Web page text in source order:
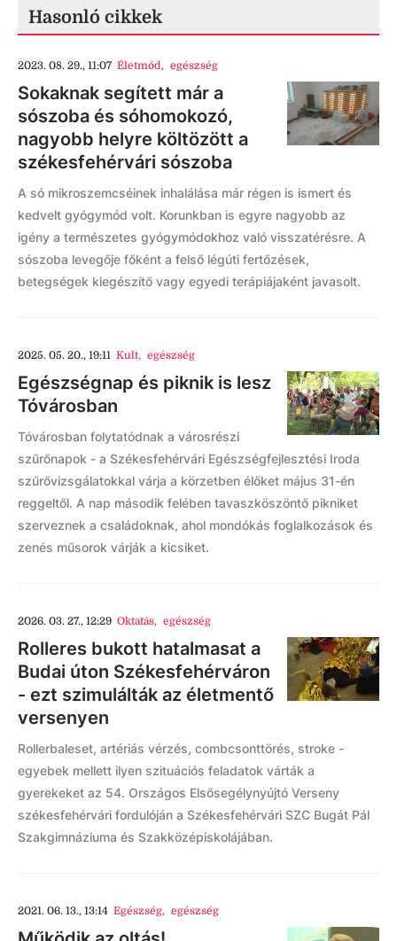
Hasonló cikkek
2023. 08. 29., 11:07 Életmód, egészség
Sokaknak segített már a
sószoba és sóhomokozó,
nagyobb helyre költözött a
székesfehérvári sószoba
A só mikroszemcséinek inhalálása már régen is ismert és
kedvelt gyógymód volt. Korunkban is egyre nagyobb az
igény a természetes gyógymódokhoz való visszatérésre. A
sószoba levegője főként a felső légúti fertőzések,
betegségek kiegészítő vagy egyedi terápiájaként javasolt.
2025. 05. 20., 19:11 Kult, egészség
Egészségnap és piknik is lesz
Tóvárosban
Tóvárosban folytatódnak a városrészi
szűrőnapok - a Székesfehérvári Egészségfejlesztési Iroda
szűrővizsgálatokkal várja a körzetben élőket május 31-én
reggeltől. A nap második felében tavaszköszöntő pikniket
szerveznek a családoknak, ahol mondókás foglalkozások és
zenés műsorok várják a kicsiket.
2026. 03. 27., 12:29 Oktatás, egészség
Rolleres bukott hatalmasat a
Budai úton Székesfehérváron
- ezt szimulálták az életmentő
versenyen
Rollerbaleset, artériás vérzés, combcsonttörés, stroke -
egyebek mellett ilyen szituációs feladatok várták a
gyerekeket az 54. Országos Elsősegélynyújtó Verseny
székesfehérvári fordulóján a Székesfehérvári SZC Bugát Pál
Szakgimnáziuma és Szakközépiskolájában.
2021. 06. 13., 13:14 Egészség, egészség